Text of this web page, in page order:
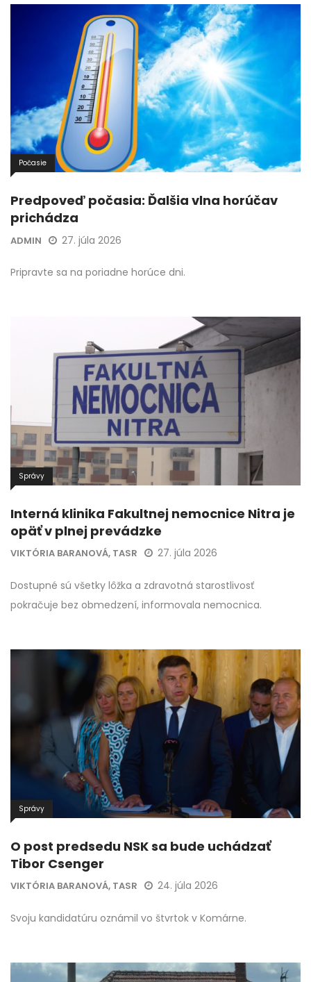
Počasie
Predpoveď počasia: Ďalšia vlna horúčav
prichádza
ADMIN 27. júla 2026
Pripravte sa na poriadne horúce dni.
Správy
Interná klinika Fakultnej nemocnice Nitra je
opäť v plnej prevádzke
VIKTÓRIA BARANOVÁ, TASR 27. júla 2026
Dostupné sú všetky lôžka a zdravotná starostlivosť
pokračuje bez obmedzení, informovala nemocnica.
Správy
O post predsedu NSK sa bude uchádzať
Tibor Csenger
VIKTÓRIA BARANOVÁ, TASR 24. júla 2026
Svoju kandidatúru oznámil vo štvrtok v Komárne.